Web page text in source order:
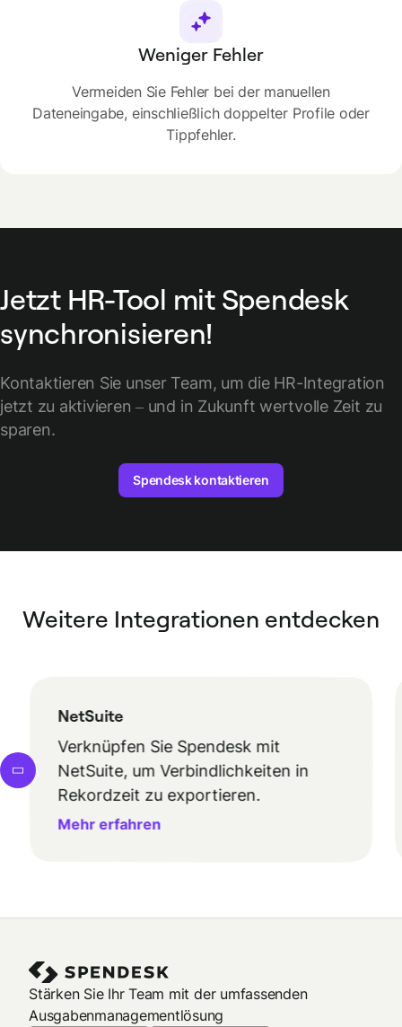
Weniger Fehler
Vermeiden Sie Fehler bei der manuellen
Dateneingabe, einschließlich doppelter Profile oder
Tippfehler.
Jetzt HR-Tool mit Spendesk
synchronisieren!
Kontaktieren Sie unser Team, um die HR-Integration
jetzt zu aktivieren – und in Zukunft wertvolle Zeit zu
sparen.
Spendesk kontaktieren
Weitere Integrationen entdecken
NetSuite
Verknüpfen Sie Spendesk mit
NetSuite, um Verbindlichkeiten in
Rekordzeit zu exportieren.
Mehr erfahren
Stärken Sie Ihr Team mit der umfassenden
Ausgabenmanagementlösung